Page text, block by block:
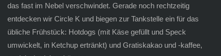
das fast im Nebel verschwindet. Gerade noch rechtzeitig
entdecken wir Circle K und biegen zur Tankstelle ein für das
übliche Frühstück: Hotdogs (mit Käse gefüllt und Speck
umwickelt, in Ketchup ertränkt) und Gratiskakao und -kaffee,